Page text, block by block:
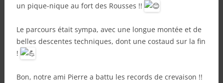
un pique-nique au fort des Rousses !!
Le parcours était sympa, avec une longue montée et de
belles descentes techniques, dont une costaud sur la fin
!
Bon, notre ami Pierre a battu les records de crevaison !!